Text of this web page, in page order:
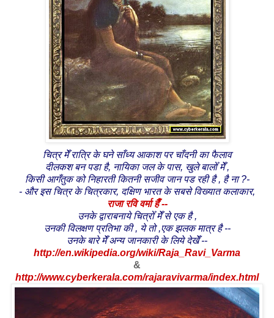
चित्र मेँ रात्रि के घने साँध्य आकाश पर चाँदनी का फैलाव
दीलकश बन पडा है, नायिका जल के पास, खुले बालोँ मेँ ,
किसी आगँतुक को निहारती कितनी सजीव जान पड रही है , है ना ?-
- और इस चित्र के चित्रकार, दक्षिण भारत के सबसे विख्यात कलाकार,
राजा रवि वर्मा हैँ --
उनके द्वाराबनाये चित्रोँ मेँ से एक है ,
उनकी विलक्षण प्रतिभा की , ये तो ,एक झलक मात्र है --
उनके बारे मेँ अन्य जानकारी के लिये देखेँ --
http://en.wikipedia.org/wiki/Raja_Ravi_Varma
&
http://www.cyberkerala.com/rajaravivarma/index.html